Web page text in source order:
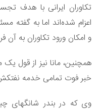
تکاوران ایرانی با هدف
اعزام شده‌اند اما به گفته
و امکان ورود تکاوران به آن
همچنین، مانا نیز از قول
خبر فوت تمامی خدمه
وی که در بندر شانگهای